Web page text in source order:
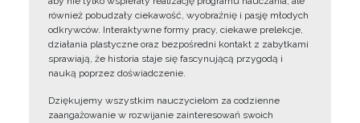
również pobudzały ciekawość, wyobraźnię i pasję młodych
odkrywców. Interaktywne formy pracy, ciekawe prelekcje,
działania plastyczne oraz bezpośredni kontakt z zabytkami
sprawiają, że historia staje się fascynującą przygodą i
nauką poprzez doświadczenie.
Dziękujemy wszystkim nauczycielom za codzienne
zaangażowanie w rozwijanie zainteresowań swoich